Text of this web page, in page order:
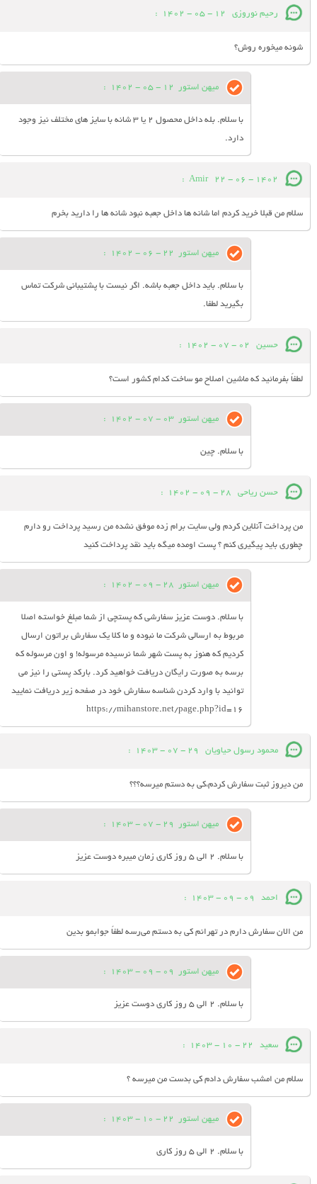
رحیم نوروزی 12 - 05 - 1402
:
شونه میخوره روش؟
میهن استور 12 - 05 - 1402
:
با سلام. بله داخل محصول 2 یا 3 شانه با سایز های مختلف نیز وجود
دارد.
Amir 22 - 06 - 1402
:
سلام من قبلا خرید کردم اما شانه ها داخل جعبه نبود شانه ها را دارید بخرم
میهن استور 22 - 06 - 1402
:
با سلام. باید داخل جعبه باشه. اگر نیست با پشتیبانی شرکت تماس
بگیرید لطفا.
حسین 02 - 07 - 1402
:
لطفاً بفرمائید که ماشین اصلاح مو ساخت کدام کشور است؟
میهن استور 03 - 07 - 1402
:
با سلام. چین
حسن ریاحی 28 - 09 - 1402
:
من پرداخت آنلاین کردم ولی سایت برام زده موفق نشده من رسید پرداخت رو دارم
چطوری باید پیگیری کنم ؟ پست اومده میگه باید نقد پرداخت کنید
میهن استور 28 - 09 - 1402
:
با سلام. دوست عزیز سفارشی که پستچی از شما مبلغ خواسته اصلا
مربوط به ارسالی شرکت ما نبوده و ما کلا یک سفارش براتون ارسال
کردیم که هنوز به پست شهر شما نرسیده مرسوله! و اون مرسوله که
برسه به صورت رایگان دریافت خواهید کرد. بارکد پستی را نیز می
توانید با وارد کردن شناسه سفارش خود در صفحه زیر دریافت نمایید
https://mihanstore.net/page.php?id=16
محمود رسول حیاویان 29 - 07 - 1403
:
من دیروز ثبت سفارش کردم،کی به دستم میرسه؟؟؟
میهن استور 29 - 07 - 1403
:
با سلام. 2 الی 5 روز کاری زمان میبره دوست عزیز
احمد 09 - 09 - 1403
:
من الان سفارش دارم در تهرانم کی به دستم می‌رسه لطفاً جوابمو بدین
میهن استور 09 - 09 - 1403
:
با سلام. 2 الی 5 روز کاری دوست عزیز
سعید 22 - 10 - 1403
:
سلام من امشب سفارش دادم کی بدست من میرسه ؟
میهن استور 22 - 10 - 1403
:
با سلام. 2 الی 5 روز کاری